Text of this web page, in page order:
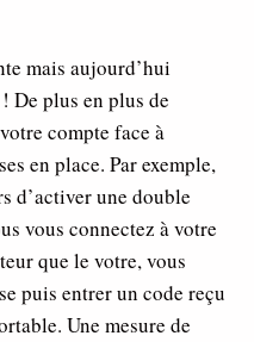
mais aujourd’hui
! De plus en plus de
compte face à
en place. Par exemple,
d’activer une double
vous connectez à votre
que le votre, vous
puis entrer un code reçu
Une mesure de